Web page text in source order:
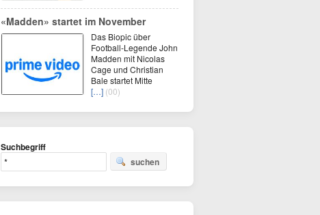
«Madden» startet im November
Das Biopic über
Football-Legende John
Madden mit Nicolas
Cage und Christian
Bale startet Mitte
[…] (00)
Suchbegriff
suchen